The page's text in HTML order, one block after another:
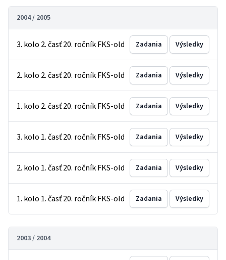
2004 / 2005
3. kolo 2. časť 20. ročník FKS-old Zadania Výsledky
2. kolo 2. časť 20. ročník FKS-old Zadania Výsledky
1. kolo 2. časť 20. ročník FKS-old Zadania Výsledky
3. kolo 1. časť 20. ročník FKS-old Zadania Výsledky
2. kolo 1. časť 20. ročník FKS-old Zadania Výsledky
1. kolo 1. časť 20. ročník FKS-old Zadania Výsledky
2003 / 2004